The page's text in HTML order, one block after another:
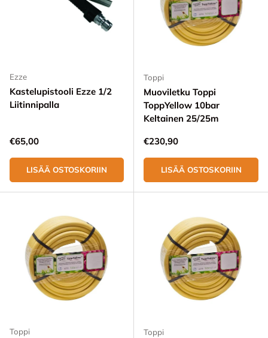
Ezze
Kastelupistooli Ezze 1/2
Liitinnipalla
Normaali hinta
€65,00
LISÄÄ OSTOSKORIIN
Toppi
Muoviletku Toppi
ToppYellow 10bar
Keltainen 25/25m
Normaali hinta
€230,90
LISÄÄ OSTOSKORIIN
Toppi Toppi